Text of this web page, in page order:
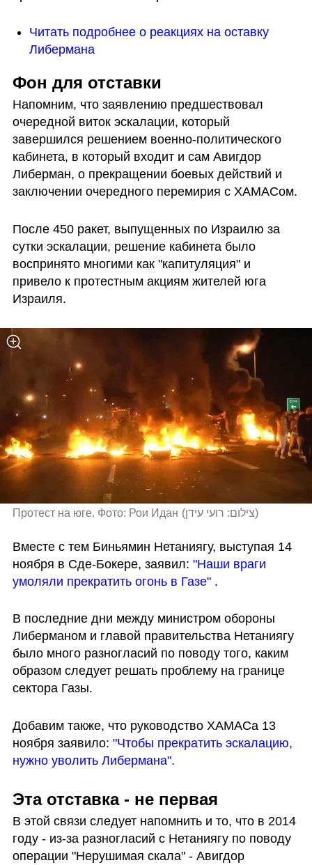
Читать подробнее о реакциях на оставку
Либермана
Фон для отставки
Напомним, что заявлению предшествовал
очередной виток эскалации, который
завершился решением военно-политического
кабинета, в который входит и сам Авигдор
Либерман, о прекращении боевых действий и
После 450 ракет, выпущенных по Израилю за
сутки эскалации, решение кабинета было
воспринято многими как "капитуляция" и
привело к протестным акциям жителей юга
Израиля.
Протест на юге. Фото: Рои Идан (צילום: רועי עידן)
Вместе с тем Биньямин Нетаниягу, выступая 14
ноября в Сде-Бокере, заявил: "Наши враги
умоляли прекратить огонь в Газе" .
В последние дни между министром обороны
Либерманом и главой правительства Нетаниягу
было много разногласий по поводу того, каким
образом следует решать проблему на границе
сектора Газы.
Добавим также, что руководство ХАМАСа 13
ноября заявило: "Чтобы прекратить эскалацию,
нужно уволить Либермана".
Эта отставка - не первая
В этой связи следует напомнить и то, что в 2014
году - из-за разногласий с Нетаниягу по поводу
операции "Нерушимая скала" - Авигдор